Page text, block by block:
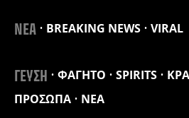
ΝΕΑ BREAKING NEWS VIRAL
ΓΕΥΣΗ ΦΑΓΗΤΟ SPIRITS
ΠΡΟΣΩΠΑ
ΝΕΑ